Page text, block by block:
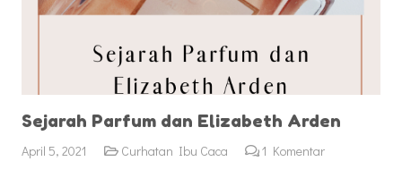
Sejarah Parfum dan Elizabeth Arden
April 5, 2021 Curhatan Ibu Caca 1 Komentar